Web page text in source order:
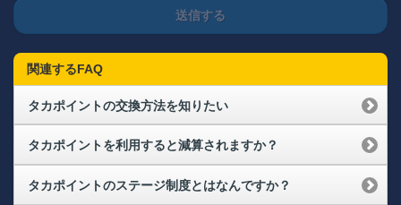
送信する
関連するFAQ
タカポイントの交換方法を知りたい
タカポイントを利用すると減算されますか？
タカポイントのステージ制度とはなんですか？